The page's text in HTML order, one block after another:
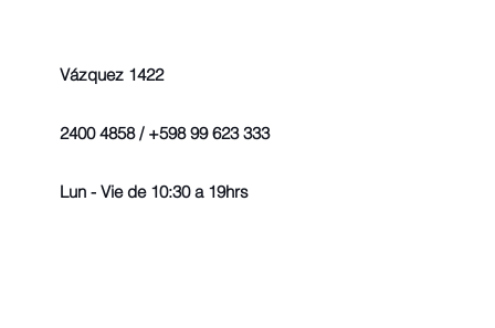
Vázquez 1422
2400 4858 / +598 99 623 333
Lun - Vie de 10:30 a 19hrs